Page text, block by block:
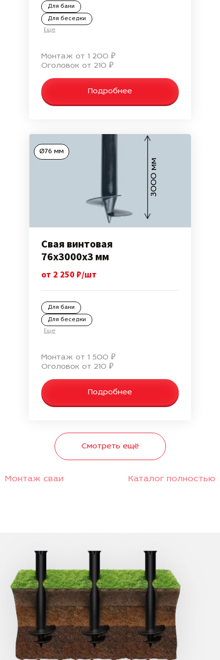
Для бани
Для беседки
Еще
Монтаж от 1 200 ₽
Оголовок от 210 ₽
Подробнее
3000 мм
Ø76 мм
Свая винтовая
76х3000х3 мм
от 2 250 ₽/шт
Для бани
Для беседки
Еще
Монтаж от 1 500 ₽
Оголовок от 210 ₽
Подробнее
Смотреть ещё
Монтаж сваи Каталог полностью